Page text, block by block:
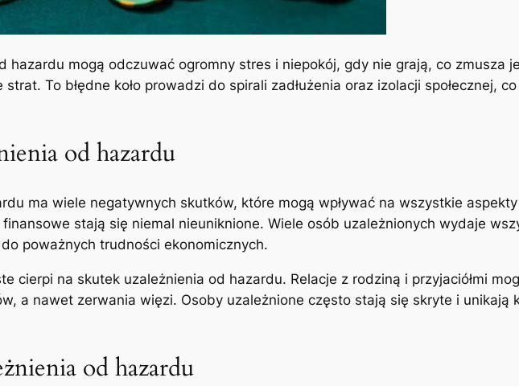
hazardu mogą odczuwać ogromny stres i niepokój, gdy nie grają, co zmusza
To błędne koło prowadzi do spirali zadłużenia oraz izolacji społecznej,
od hazardu
ma wiele negatywnych skutków, które mogą wpływać na wszystkie
stają się niemal nieuniknione. Wiele osób uzależnionych wydaje
poważnych trudności ekonomicznych.
cierpi na skutek uzależnienia od hazardu. Relacje z rodziną i przyjaciółmi
a nawet zerwania więzi. Osoby uzależnione często stają się skryte i unikają
od hazardu